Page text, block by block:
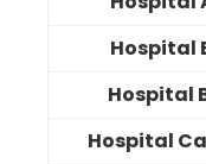
Hospital
Hospital
Hospital